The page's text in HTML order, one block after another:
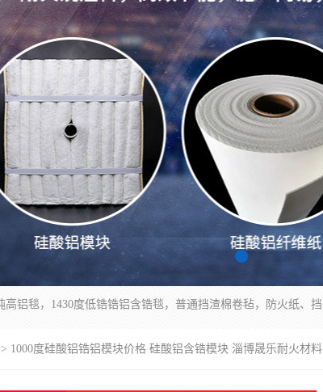
> 1000度硅酸铝锆铝模块价格 硅酸铝含锆模块 淄博晟乐耐火材料